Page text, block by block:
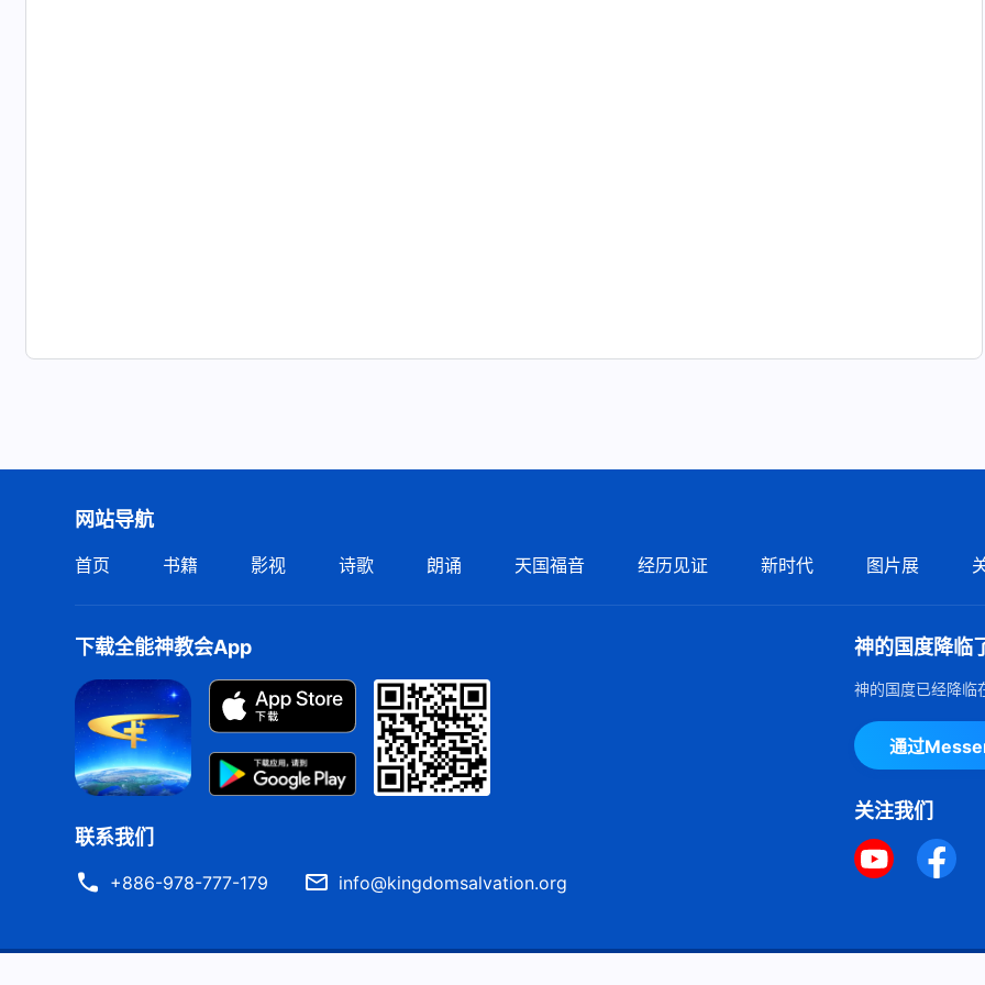
网站导航
首页 书籍 影视 诗歌 朗诵 天国福音 经历见证 新时代 图片展
下载全能神教会App
联系我们
+886-978-777-179 info@kingdomsalvation.org
神的国度降临
神的国度已经降临
通过
关注我们